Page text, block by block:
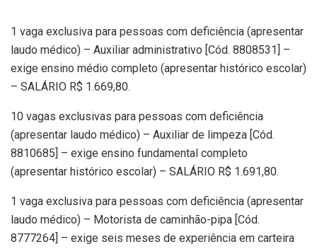
1 vaga exclusiva para pessoas com deficiência (apresentar
laudo médico) – Auxiliar administrativo [Cód. 8808531] –
exige ensino médio completo (apresentar histórico escolar)
– SALÁRIO R$ 1.669,80.
10 vagas exclusivas para pessoas com deficiência
(apresentar laudo médico) – Auxiliar de limpeza [Cód.
8810685] – exige ensino fundamental completo
(apresentar histórico escolar) – SALÁRIO R$ 1.691,80.
1 vaga exclusiva para pessoas com deficiência (apresentar
laudo médico) – Motorista de caminhão-pipa [Cód.
8777264] – exige seis meses de experiência em carteira